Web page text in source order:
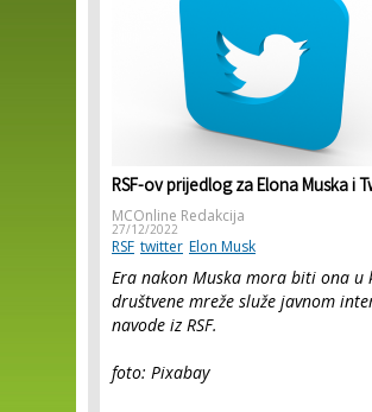
RSF-ov prijedlog za Elona Muska i
MCOnline Redakcija
27/12/2022
RSF twitter Elon Musk
Era nakon Muska mora biti ona u
društvene mreže služe javnom
navode iz RSF.
foto: Pixabay